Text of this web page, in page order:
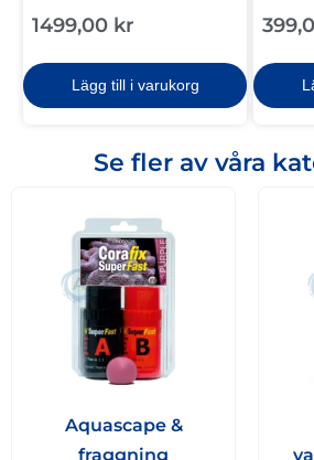
1499,00 kr
Lägg till i varukorg
Se fler av våra
Aquascape &
fraggning